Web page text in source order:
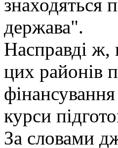
знаходяться
держава".
Насправді
цих районів
курси
За словами